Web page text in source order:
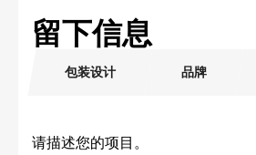
留下信息
包装设计 品牌
请描述您的项目。